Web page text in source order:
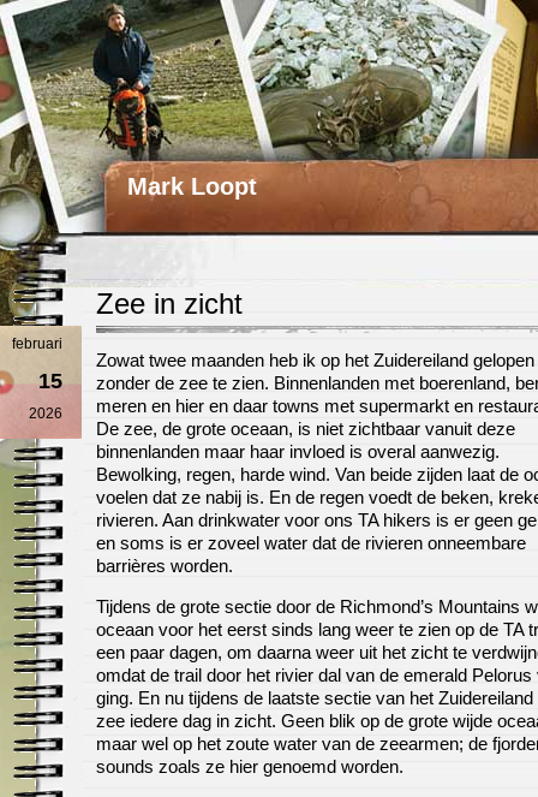
Mark Loopt
Zee in zicht
februari
15
2026
Zowat twee maanden heb ik op het Zuidereiland gelopen
zonder de zee te zien. Binnenlanden met boerenland,
meren en hier en daar towns met supermarkt en
De zee, de grote oceaan, is niet zichtbaar vanuit deze
binnenlanden maar haar invloed is overal aanwezig.
Bewolking, regen, harde wind. Van beide zijden laat de
voelen dat ze nabij is. En de regen voedt de beken,
rivieren. Aan drinkwater voor ons TA hikers is er geen
en soms is er zoveel water dat de rivieren onneembare
barrières worden.
Tijdens de grote sectie door de Richmond’s Mountains
oceaan voor het eerst sinds lang weer te zien op de TA
een paar dagen, om daarna weer uit het zicht te
omdat de trail door het rivier dal van de emerald Pelorus
ging. En nu tijdens de laatste sectie van het Zuidereiland
zee iedere dag in zicht. Geen blik op de grote wijde
maar wel op het zoute water van de zeearmen; de
sounds zoals ze hier genoemd worden.